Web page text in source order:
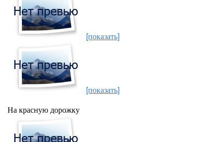
[показать]
[показать]
На красную дорожку